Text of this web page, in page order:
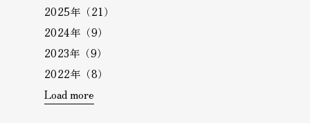
2025年（21）
2024年（9）
2023年（9）
2022年（8）
Load more